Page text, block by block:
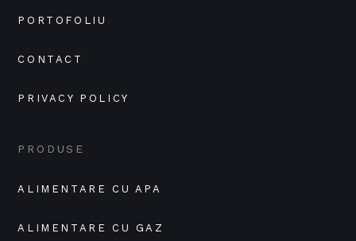
PORTOFOLIU
CONTACT
PRIVACY POLICY
PRODUSE
ALIMENTARE CU APA
ALIMENTARE CU GAZ